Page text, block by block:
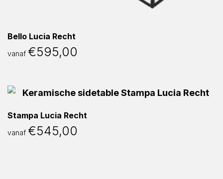
Bello Lucia Recht
vanaf €595,00
Stampa Lucia Recht
vanaf €545,00